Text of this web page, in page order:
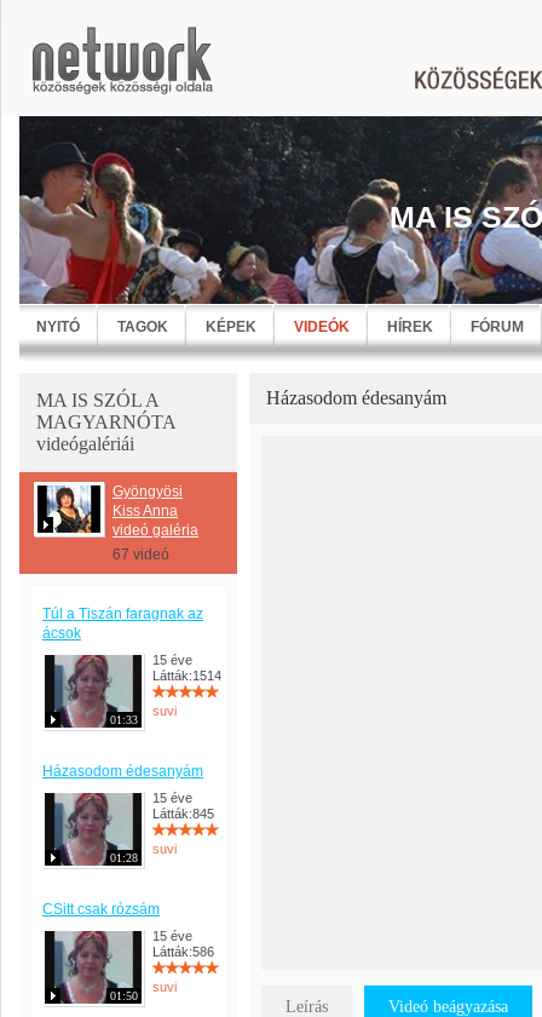
MA IS
NYITÓ TAGOK KÉPEK VIDEÓK HÍREK FÓRUM
MA IS SZÓL A
MAGYARNÓTA
videógalériái
Gyöngyösi
Kiss Anna
videó galéria
67 videó
Túl a Tiszán faragnak az
ácsok
01:33
15 éve
Látták:1514
suvi
Házasodom édesanyám
01:28
15 éve
Látták:845
suvi
CSitt csak rózsám
01:50
15 éve
Látták:586
suvi
Házasodom édesanyám
Leírás Videó beágyazása